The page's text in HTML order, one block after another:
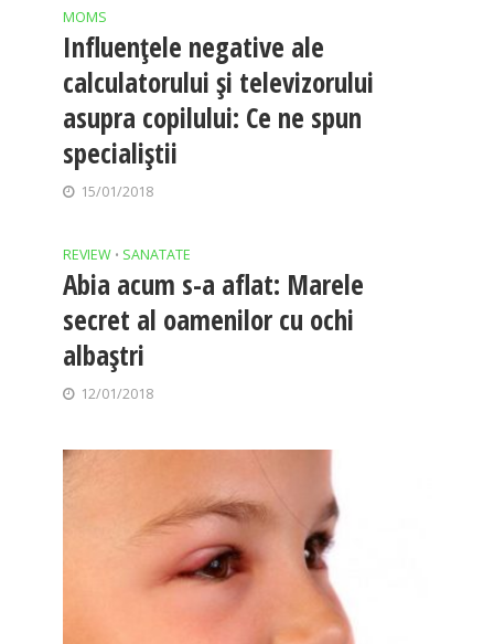
MOMS
Influenţele negative ale
calculatorului şi televizorului
asupra copilului: Ce ne spun
specialiştii
15/01/2018
REVIEW • SANATATE
Abia acum s-a aflat: Marele
secret al oamenilor cu ochi
albaştri
12/01/2018